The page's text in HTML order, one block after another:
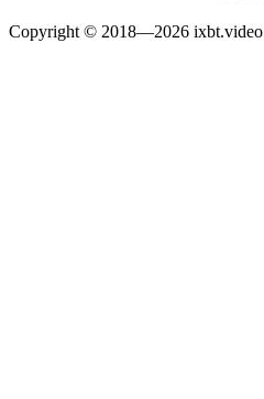
Copyright © 2018—2026 ixbt.video